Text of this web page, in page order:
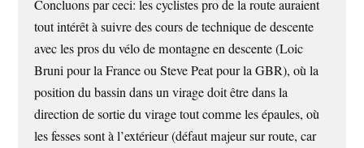
Concluons par ceci: les cyclistes pro de la route auraient
tout intérêt à suivre des cours de technique de descente
avec les pros du vélo de montagne en descente (Loic
Bruni pour la France ou Steve Peat pour la GBR), où la
position du bassin dans un virage doit être dans la
direction de sortie du virage tout comme les épaules, où
les fesses sont à l’extérieur (défaut majeur sur route, car